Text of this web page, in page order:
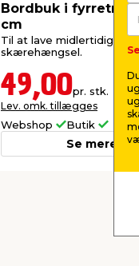
Bordbuk i fyrretræ
cm
Til at lave midlertidigt
skærehængsel.
49,00pr. stk.
Lev. omk. tillægges
Webshop Butik
Se mere